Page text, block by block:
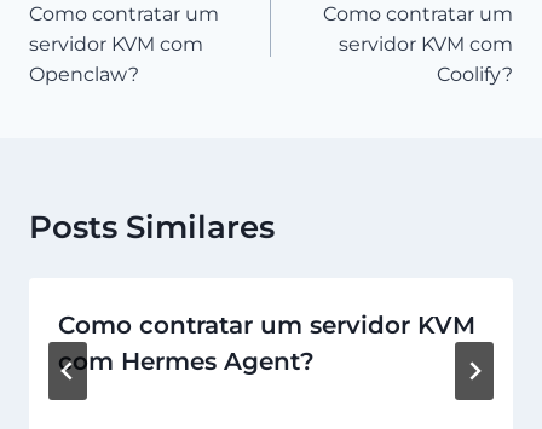
de
Post
Como contratar um
servidor KVM com
Openclaw?
Como contratar um
servidor KVM com
Coolify?
Posts Similares
Como contratar um servidor KVM
com Hermes Agent?